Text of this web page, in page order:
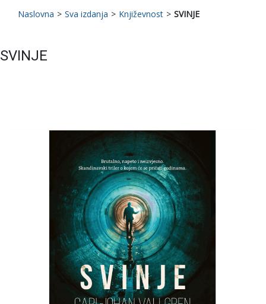
Naslovna > Sva izdanja > Književnost > SVINJE
SVINJE